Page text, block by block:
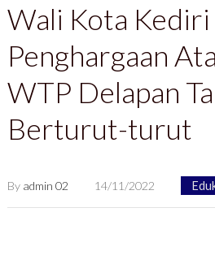
Wali Kota
Penghargaan
WTP Delapan
Berturut-turut
By admin 02 14/11/2022